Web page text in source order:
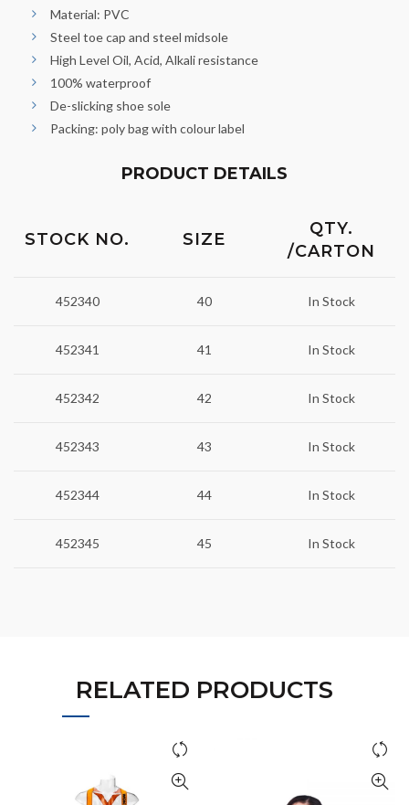
Material: PVC
Steel toe cap and steel midsole
High Level Oil, Acid, Alkali resistance
100% waterproof
De-slicking shoe sole
Packing: poly bag with colour label
PRODUCT DETAILS
STOCK NO. SIZE
QTY.
/CARTON
452340 40 In Stock
452341 41 In Stock
452342 42 In Stock
452343 43 In Stock
452344 44 In Stock
452345 45 In Stock
RELATED PRODUCTS